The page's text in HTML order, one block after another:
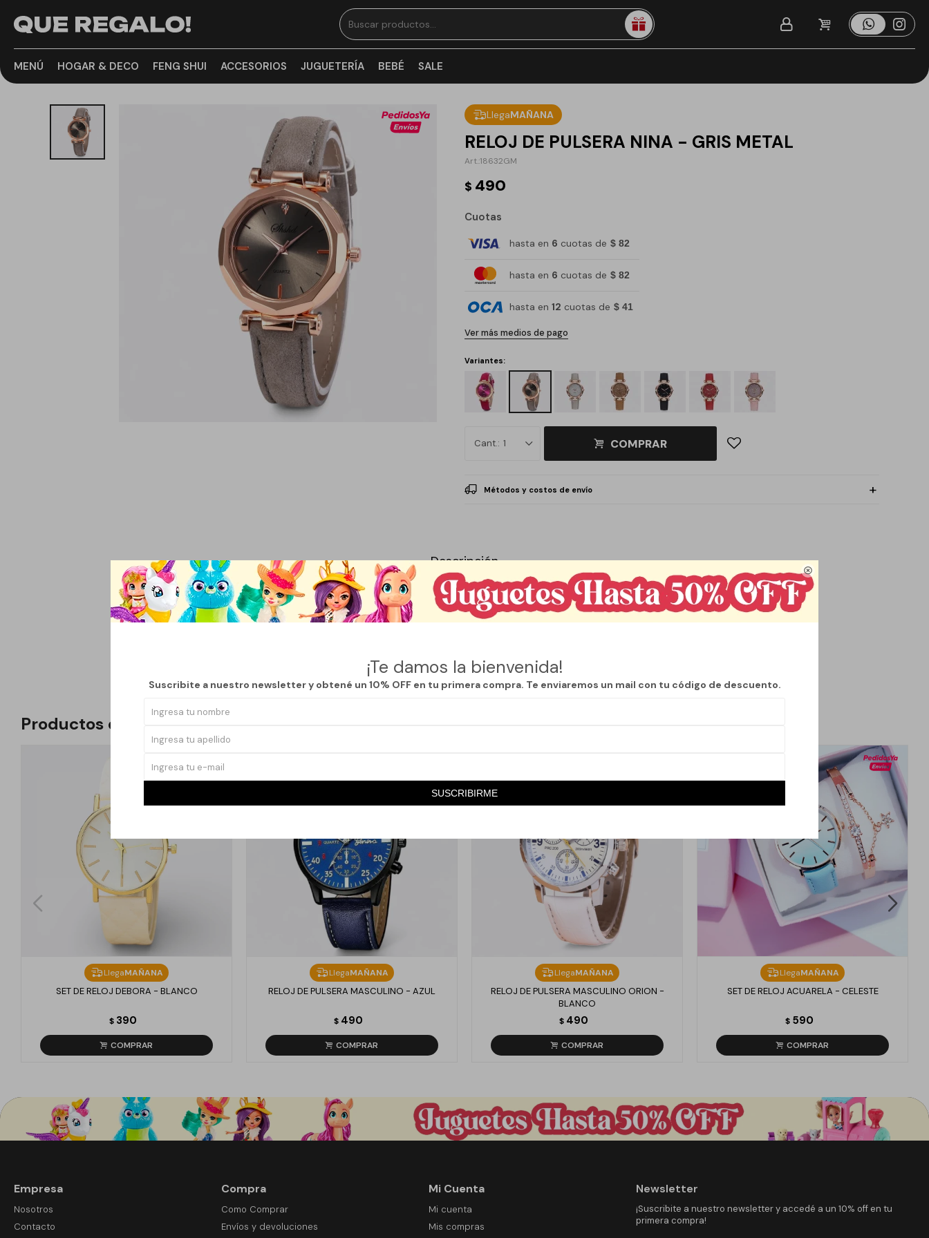

¡Te damos la bienvenida!
Suscribite a nuestro newsletter y obtené un 10% OFF en tu primera compra. Te enviaremos un mail con tu código de descuento.
SUSCRIBIRME
MENÚ HOGAR & DECO FENG SHUI ACCESORIOS JUGUETERÍA BEBÉ SALE
LlegaMAÑANA
RELOJ DE PULSERA NINA - GRIS METAL
18632GM
$ 490
Cuotas
hasta en 6 cuotas de $ 82
hasta en 6 cuotas de $ 82
hasta en 12 cuotas de $ 41
Ver más medios de pago
Variantes:
1 COMPRAR
Métodos y costos de envío
Descripción
Reloj de pulsera con mecanismo confiable y diseño funcional. Su estructura resistente y correa ajustable
Productos que te pueden interesar
LlegaMAÑANA
SET DE RELOJ DEBORA - BLANCO
$ 390
LlegaMAÑANA
RELOJ DE PULSERA MASCULINO - AZUL
$ 490
LlegaMAÑANA
RELOJ DE PULSERA MASCULINO ORION -
BLANCO
$ 490
LlegaMAÑANA
SET DE RELOJ ACUARELA - CELESTE
$ 590
Empresa
Nosotros
Contacto
Compra
Como Comprar
Envíos y devoluciones
Mi Cuenta
Mi cuenta
Mis compras
Newsletter
¡Suscribite a nuestro newsletter y accedé a un 10% off en tu
primera compra!